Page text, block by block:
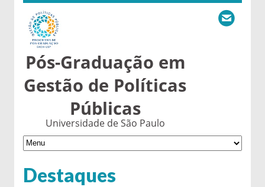
Pós-Graduação em
Gestão de Políticas
Públicas
Universidade de São Paulo
Destaques